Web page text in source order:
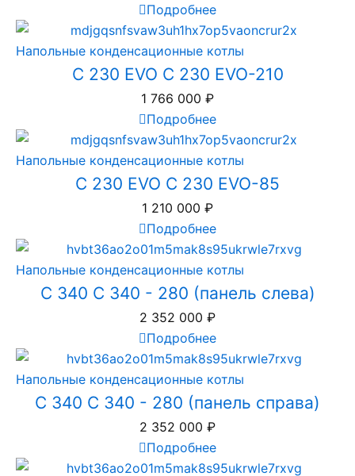
Подробнее
Напольные конденсационные котлы
C 230 EVO C 230 EVO-210
1 766 000 ₽
Подробнее
Напольные конденсационные котлы
C 230 EVO C 230 EVO-85
1 210 000 ₽
Подробнее
Напольные конденсационные котлы
C 340 C 340 - 280 (панель слева)
2 352 000 ₽
Подробнее
Напольные конденсационные котлы
C 340 C 340 - 280 (панель справа)
2 352 000 ₽
Подробнее